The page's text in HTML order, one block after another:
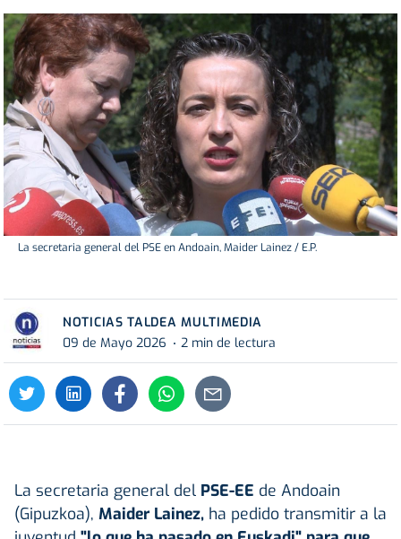
La secretaria general del PSE en Andoain, Maider Lainez / E.P.
NOTICIAS TALDEA MULTIMEDIA
09 de Mayo 2026
2 min de lectura
La secretaria general del PSE-EE de Andoain
(Gipuzkoa), Maider Lainez, ha pedido transmitir a la